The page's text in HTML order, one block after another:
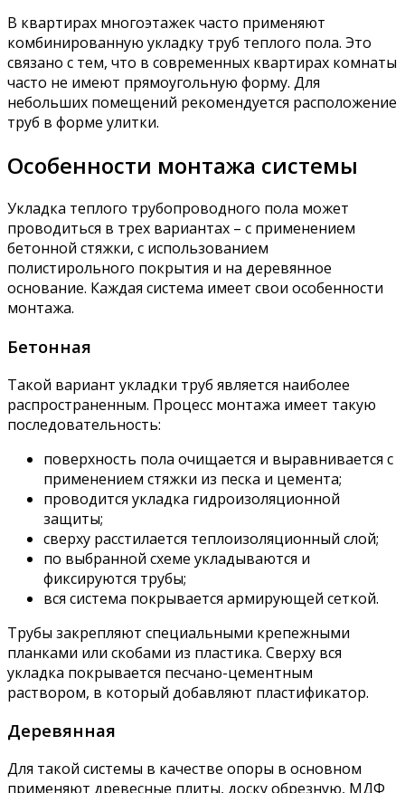
В квартирах многоэтажек часто применяют
комбинированную укладку труб теплого пола. Это
связано с тем, что в современных квартирах комнаты
часто не имеют прямоугольную форму. Для
небольших помещений рекомендуется расположение
труб в форме улитки.
Особенности монтажа системы
Укладка теплого трубопроводного пола может
проводиться в трех вариантах – с применением
бетонной стяжки, с использованием
полистирольного покрытия и на деревянное
основание. Каждая система имеет свои особенности
монтажа.
Бетонная
Такой вариант укладки труб является наиболее
распространенным. Процесс монтажа имеет такую
последовательность:
поверхность пола очищается и выравнивается с
применением стяжки из песка и цемента;
проводится укладка гидроизоляционной
защиты;
сверху расстилается теплоизоляционный слой;
по выбранной схеме укладываются и
фиксируются трубы;
вся система покрывается армирующей сеткой.
Трубы закрепляют специальными крепежными
планками или скобами из пластика. Сверху вся
укладка покрывается песчано-цементным
раствором, в который добавляют пластификатор.
Деревянная
Для такой системы в качестве опоры в основном
применяют древесные плиты, доску обрезную, МДФ